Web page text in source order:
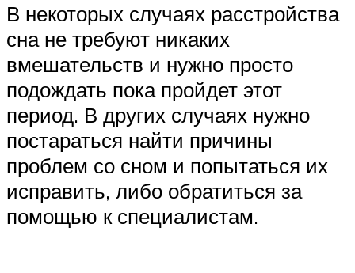
В некоторых случаях расстройства
сна не требуют никаких
вмешательств и нужно просто
подождать пока пройдет этот
период. В других случаях нужно
постараться найти причины
проблем со сном и попытаться их
исправить, либо обратиться за
помощью к специалистам.